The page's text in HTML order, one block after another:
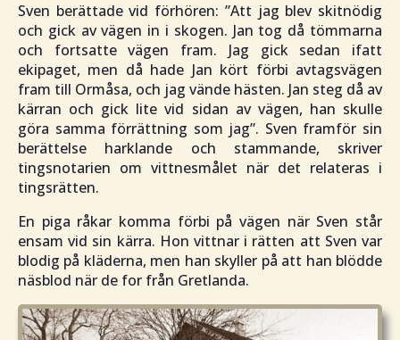
Sven berättade vid förhören: ”Att jag blev skitnödig
och gick av vägen in i skogen. Jan tog då tömmarna
och fortsatte vägen fram. Jag gick sedan ifatt
ekipaget, men då hade Jan kört förbi avtagsvägen
fram till Ormåsa, och jag vände hästen. Jan steg då av
kärran och gick lite vid sidan av vägen, han skulle
göra samma förrättning som jag”. Sven framför sin
berättelse harklande och stammande, skriver
tingsnotarien om vittnesmålet när det relateras i
tingsrätten.
En piga råkar komma förbi på vägen när Sven står
ensam vid sin kärra. Hon vittnar i rätten att Sven var
blodig på kläderna, men han skyller på att han blödde
näsblod när de for från Gretlanda.